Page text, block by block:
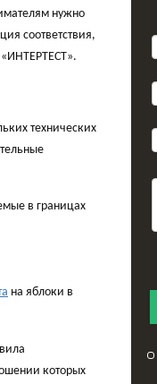
нужно
соответствия,
технических
в границах
на яблоки в
которых